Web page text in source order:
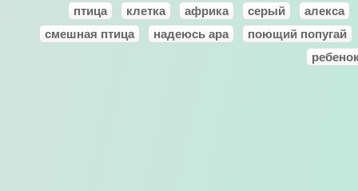
птица клетка африка серый
алекса
смешная птица
надеюсь ара
поющий попугай